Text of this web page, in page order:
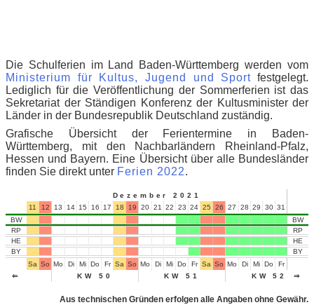
Die Schulferien im Land Baden-Württemberg werden vom
Ministerium für Kultus, Jugend und Sport festgelegt.
Lediglich für die Veröffentlichung der Sommerferien ist das
Sekretariat der Ständigen Konferenz der Kultusminister der
Länder in der Bundesrepublik Deutschland zuständig.
Grafische Übersicht der Ferientermine in Baden-
Württemberg, mit den Nachbarländern Rheinland-Pfalz,
Hessen und Bayern. Eine Übersicht über alle Bundesländer
finden Sie direkt unter Ferien 2022.
Dezember 2021
11
12 13 14 15 16 17 18 19 20 21 22 23 24 25 26 27 28 29 30 31
Sa So Mo Di Mi Do Fr Sa So Mo Di Mi Do Fr Sa So Mo Di Mi Do Fr
KW 50
KW 51 KW 52
BW
RP
HE
BY
⇐
BW
RP
HE
BY
⇒
Aus technischen Gründen erfolgen alle Angaben ohne Gewähr.